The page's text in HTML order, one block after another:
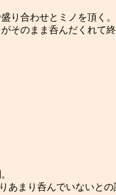
り合わせとミノを頂く。
そのまま呑んだくれて
まり呑んでいないとの